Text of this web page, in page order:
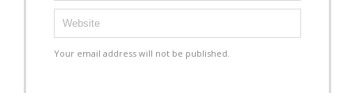
Your email address will not be published.